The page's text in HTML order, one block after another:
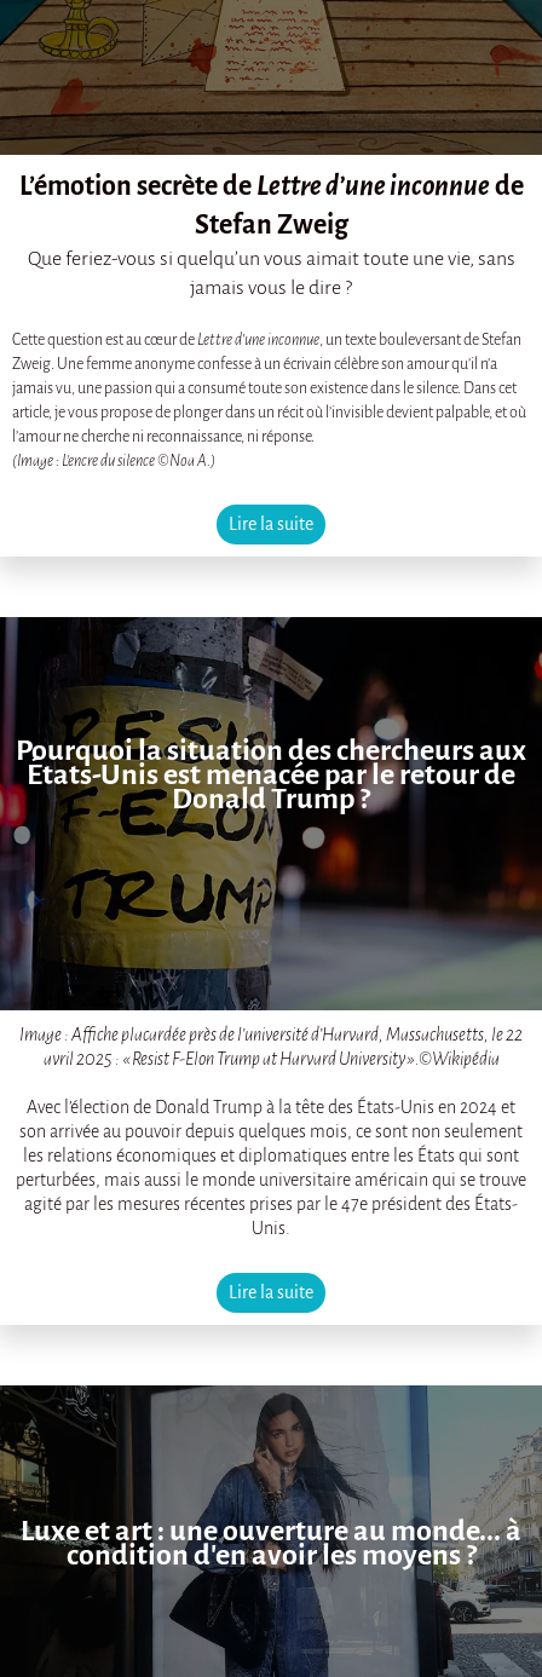
L’émotion secrète de Lettre d’une inconnuede
Stefan Zweig
Que feriez-vous si quelqu’un vous aimait toute une vie, sans
jamais vous le dire ?
Cette question est au cœur de Lettre d’une inconnue, un texte bouleversant de Stefan
Zweig. Une femme anonyme confesse à un écrivain célèbre son amour qu’il n’a
jamais vu, une passion qui a consumé toute son existence dans le silence. Dans cet
article, je vous propose de plonger dans un récit où l’invisible devient palpable, et où
l’amour ne cherche ni reconnaissance, ni réponse.
(Image : L'encre du silence ©Noa A.)
Lire la suite
Pourquoi la situation des chercheurs aux
États-Unis est menacée par le retour de
Donald Trump ?
Image : Affiche placardée près de l’université d’Harvard, Massachusetts, le 22
avril 2025 : « Resist F-Elon Trump at Harvard University ».©Wikipédia
Avec l’élection de Donald Trump à la tête des États-Unis en 2024 et
son arrivée au pouvoir depuis quelques mois, ce sont non seulement
les relations économiques et diplomatiques entre les États qui sont
perturbées, mais aussi le monde universitaire américain qui se trouve
agité par les mesures récentes prises par le 47e président des États-
Unis.
Lire la suite
Luxe et art : une ouverture au monde... à
condition d'en avoir les moyens ?